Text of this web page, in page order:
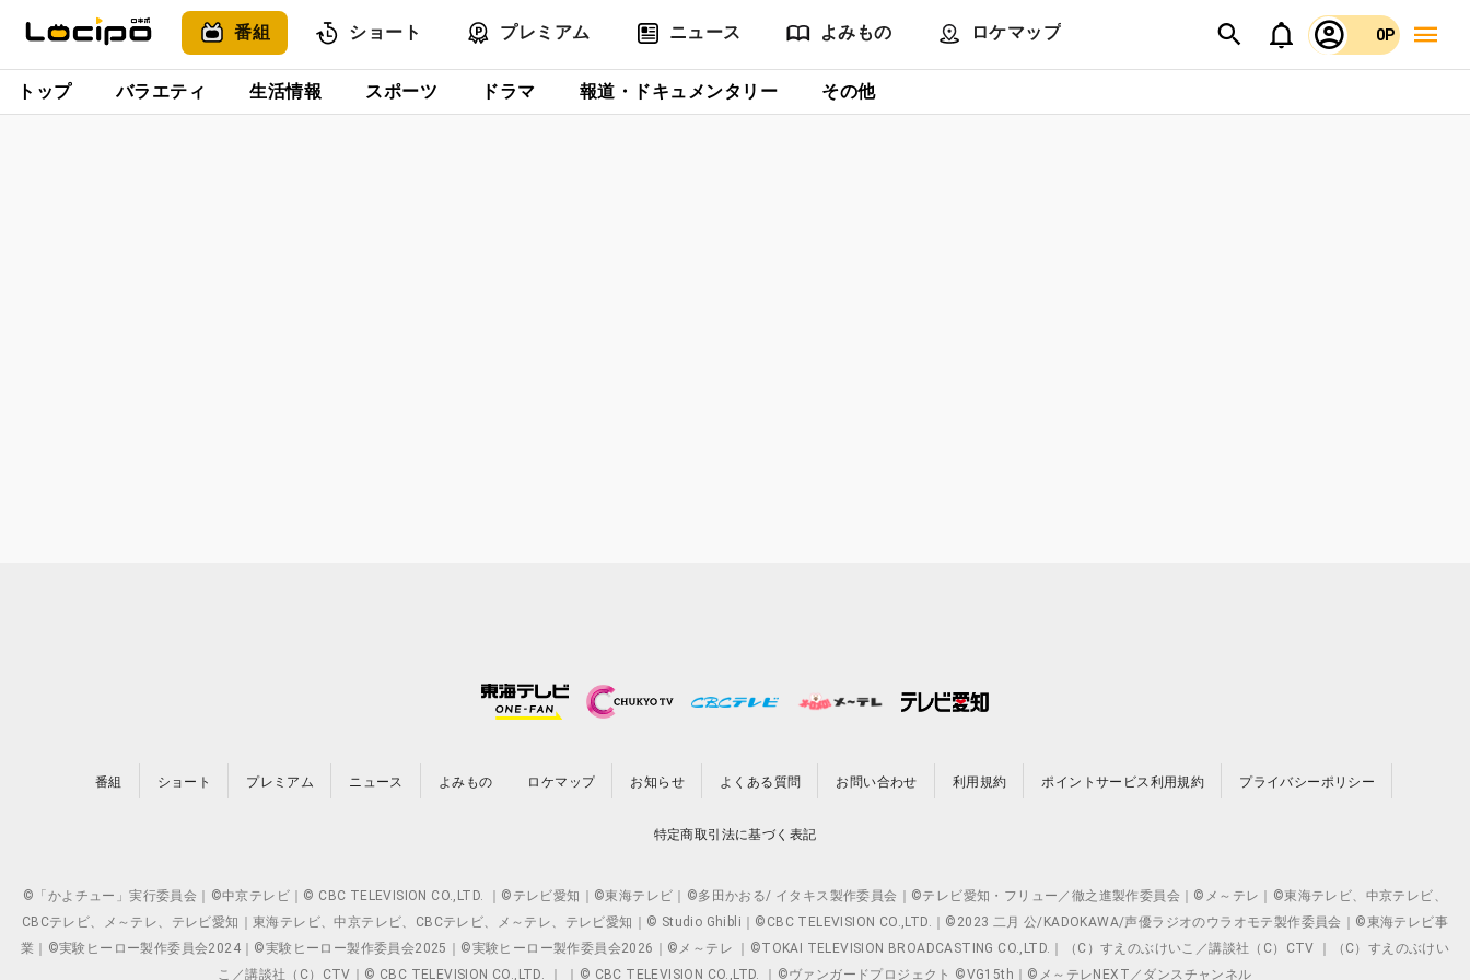
番組 ショート プレミアム ニュース よみもの ロケマップ 0P
トップ バラエティ 生活情報 スポーツ ドラマ 報道・ドキュメンタリー その他
番組 ショート プレミアム ニュース よみもの ロケマップ お知らせ よくある質問 お問い合わせ 利用規約 ポイントサービス利用規約 プライバシーポリシー
特定商取引法に基づく表記
©「かよチュー」実行委員会｜©中京テレビ｜© CBC TELEVISION CO.,LTD. ｜©テレビ愛知｜©東海テレビ｜©多田かおる/ イタキス製作委員会｜©テレビ愛知・フリュー／徹之進製作委員会｜©メ～テレ｜©東海テレビ、中京テレビ、
CBCテレビ、メ～テレ、テレビ愛知｜東海テレビ、中京テレビ、CBCテレビ、メ～テレ、テレビ愛知｜© Studio Ghibli｜©CBC TELEVISION CO.,LTD.｜©2023 二月 公/KADOKAWA/声優ラジオのウラオモテ製作委員会｜©東海テレビ事
業｜©実験ヒーロー製作委員会2024｜©実験ヒーロー製作委員会2025｜©実験ヒーロー製作委員会2026｜©メ～テレ ｜©TOKAI TELEVISION BROADCASTING CO.,LTD.｜（C）すえのぶけいこ／講談社（C）CTV ｜（C）すえのぶけい
こ／講談社（C）CTV｜© CBC TELEVISION CO.,LTD. ｜ ｜© CBC TELEVISION CO.,LTD. ｜©ヴァンガードプロジェクト ©VG15th｜©メ～テレNEXT／ダンスチャンネル